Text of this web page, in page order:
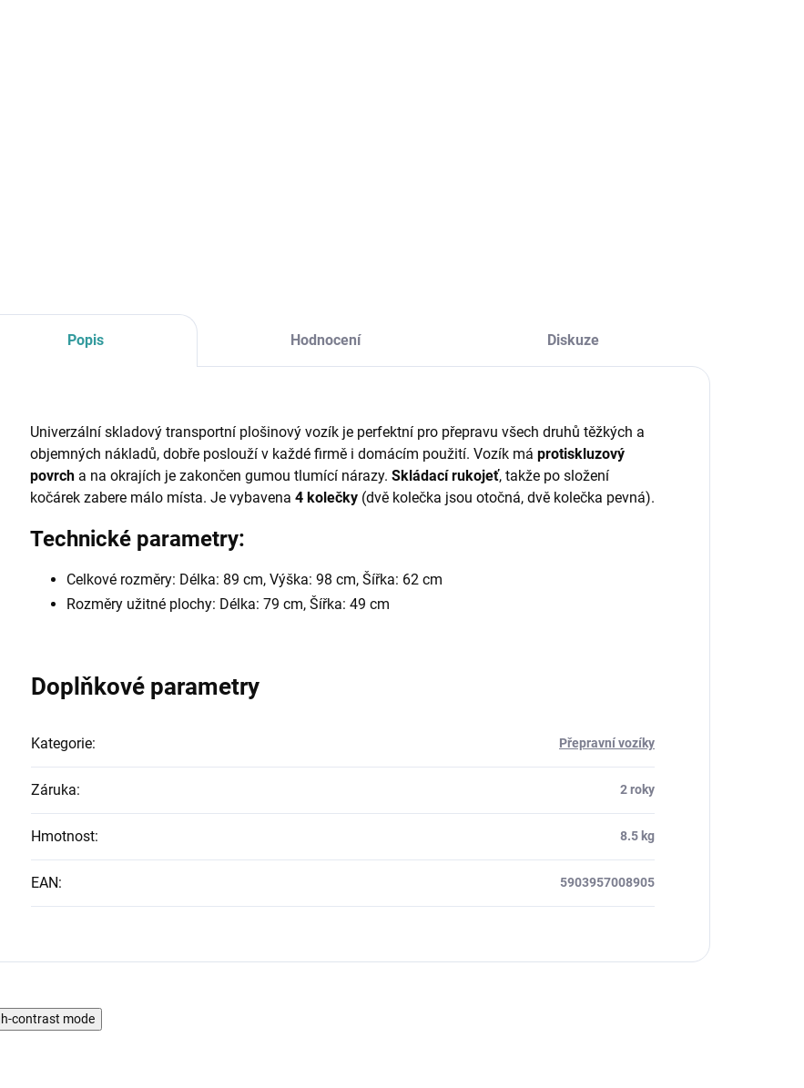
Popis Hodnocení Diskuze
Univerzální skladový transportní plošinový vozík je perfektní pro přepravu všech druhů těžkých a
objemných nákladů, dobře poslouží v každé firmě i domácím použití. Vozík má protiskluzový
povrch a na okrajích je zakončen gumou tlumící nárazy. Skládací rukojeť, takže po složení
kočárek zabere málo místa. Je vybavena 4 kolečky (dvě kolečka jsou otočná, dvě kolečka pevná).
Technické parametry:
Celkové rozměry: Délka: 89 cm, Výška: 98 cm, Šířka: 62 cm
Rozměry užitné plochy: Délka: 79 cm, Šířka: 49 cm
Doplňkové parametry
Kategorie: Přepravní vozíky
Záruka: 2 roky
Hmotnost: 8.5 kg
EAN: 5903957008905
contrast mode